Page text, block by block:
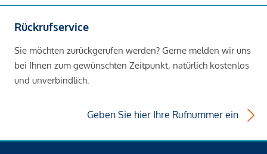
Rückrufservice
Sie möchten zurückgerufen werden? Gerne melden wir uns
bei Ihnen zum gewünschten Zeitpunkt, natürlich kostenlos
und unverbindlich.
Geben Sie hier Ihre Rufnummer ein